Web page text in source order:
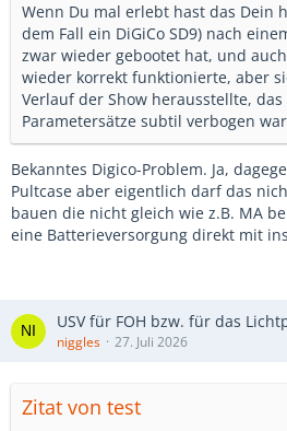
Wenn Du mal erlebt hast das Dein
dem Fall ein DiGiCo SD9) nach
zwar wieder gebootet hat, und
wieder korrekt funktionierte, aber
Verlauf der Show herausstellte,
Parametersätze subtil verbogen
Bekanntes Digico-Problem. Ja,
Pultcase aber eigentlich darf das
bauen die nicht gleich wie z.B. MA
eine Batterieversorgung direkt mit
USV für FOH bzw. für das
niggles 27. Juli 2026
Zitat von test